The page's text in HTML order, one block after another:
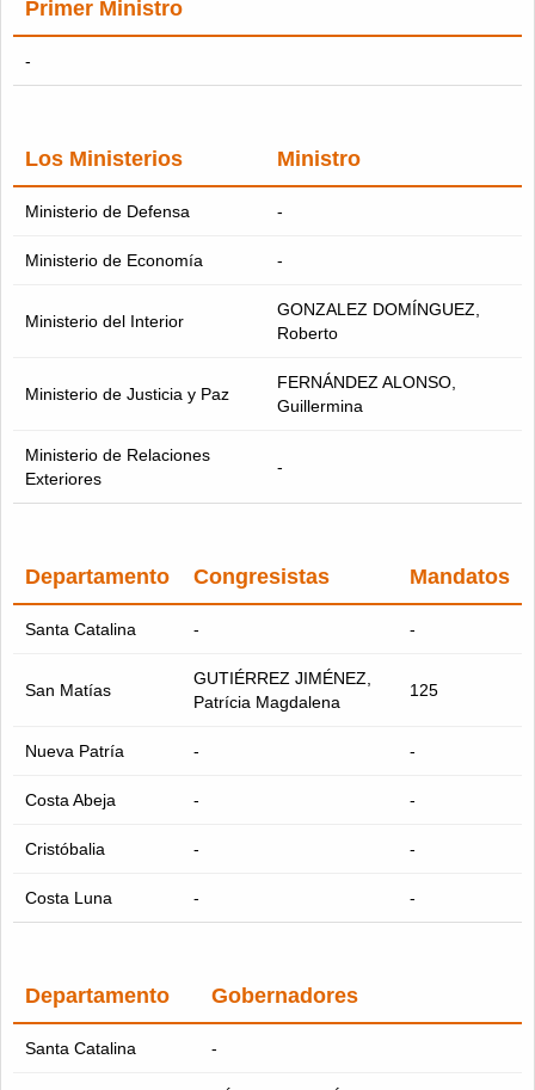
Primer Ministro
-
Los Ministerios Ministro
Ministerio de Defensa -
Ministerio de Economía -
Ministerio del Interior
GONZALEZ DOMÍNGUEZ,
Roberto
Ministerio de Justicia y Paz
FERNÁNDEZ ALONSO,
Guillermina
Ministerio de Relaciones
Exteriores
-
Departamento Congresistas Mandatos
Santa Catalina - -
San Matías
GUTIÉRREZ JIMÉNEZ,
Patrícia Magdalena
125
Nueva Patría - -
Costa Abeja - -
Cristóbalia - -
Costa Luna - -
Departamento Gobernadores
Santa Catalina -